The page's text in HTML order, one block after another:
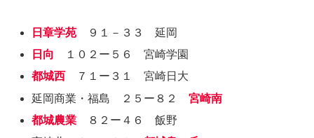
日章学苑 ９１－３３ 延岡
日向
１０２ー５６ 宮崎学園
都城西 ７１ー３１ 宮崎日大
延岡商業・福島 ２５ー８２宮崎南
都城農業 ８２ー４６ 飯野